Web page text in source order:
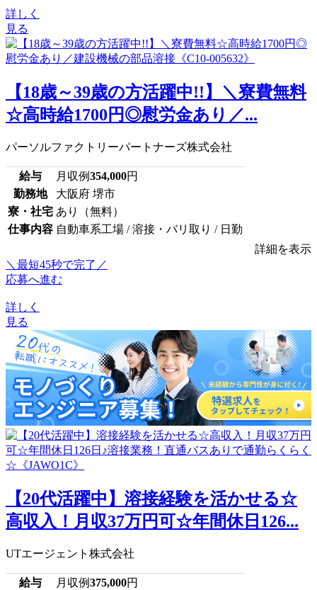
詳しく
見る
【18歳～39歳の方活躍中!!】＼寮費無料
☆高時給1700円◎慰労金あり／...
パーソルファクトリーパートナーズ株式会社
給与 月収例354,000円
勤務地
大阪府 堺市
寮・社宅 あり（無料）
仕事内容 自動車系工場 / 溶接・バリ取り / 日勤
詳細を表示
＼最短45秒で完了／
応募へ進む
詳しく
見る
【20代活躍中】溶接経験を活かせる☆
高収入！月収37万円可☆年間休日126...
UTエージェント株式会社
給与 月収例375,000円